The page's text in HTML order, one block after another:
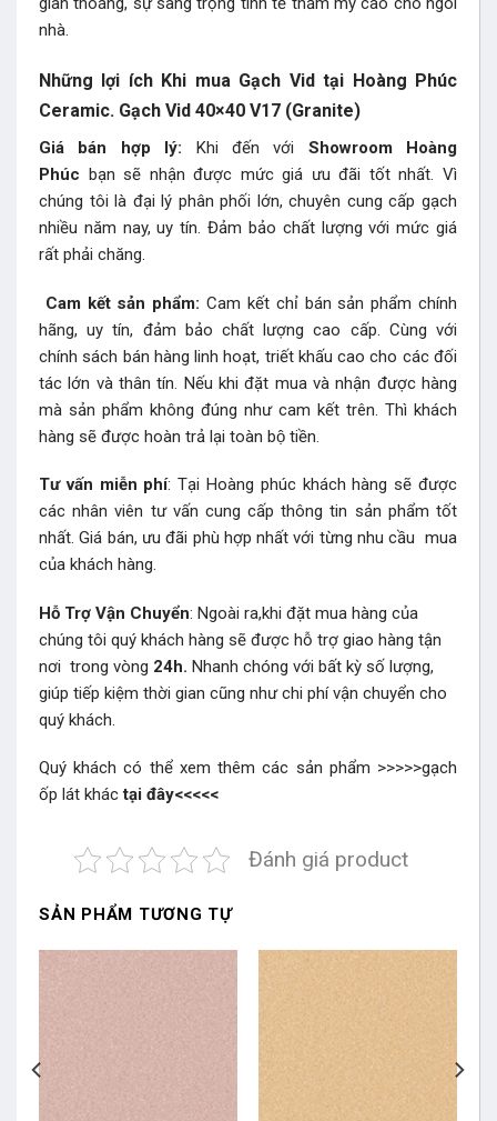
nhà.
Những lợi ích Khi mua Gạch Vid tại Hoàng Phúc
Ceramic. Gạch Vid 40×40 V17 (Granite)
Giá bán hợp lý: Khi đến với Showroom Hoàng
Phúc bạn sẽ nhận được mức giá ưu đãi tốt nhất. Vì
chúng tôi là đại lý phân phối lớn, chuyên cung cấp gạch
nhiều năm nay, uy tín. Đảm bảo chất lượng với mức giá
rất phải chăng.
Cam kết sản phẩm: Cam kết chỉ bán sản phẩm chính
hãng, uy tín, đảm bảo chất lượng cao cấp. Cùng với
chính sách bán hàng linh hoạt, triết khấu cao cho các đối
tác lớn và thân tín. Nếu khi đặt mua và nhận được hàng
mà sản phẩm không đúng như cam kết trên. Thì khách
hàng sẽ được hoàn trả lại toàn bộ tiền.
Tư vấn miễn phí: Tại Hoàng phúc khách hàng sẽ được
các nhân viên tư vấn cung cấp thông tin sản phẩm tốt
nhất. Giá bán, ưu đãi phù hợp nhất với từng nhu cầu mua
của khách hàng.
Hỗ Trợ Vận Chuyển: Ngoài ra,khi đặt mua hàng của
chúng tôi quý khách hàng sẽ được hỗ trợ giao hàng tận
nơi trong vòng 24h. Nhanh chóng với bất kỳ số lượng,
giúp tiếp kiệm thời gian cũng như chi phí vận chuyển cho
quý khách.
Quý khách có thể xem thêm các sản phẩm >>>>>gạch
ốp lát khác tại đây<<<<<
Đánh giá product
SẢN PHẨM TƯƠNG TỰ